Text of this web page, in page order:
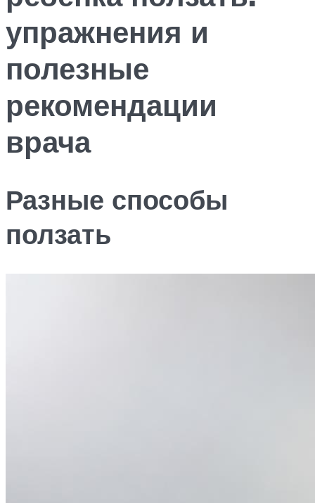
упражнения и
полезные
рекомендации
врача
Разные способы
ползать